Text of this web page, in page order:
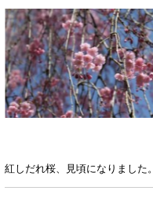
紅しだれ桜、見頃になりました。